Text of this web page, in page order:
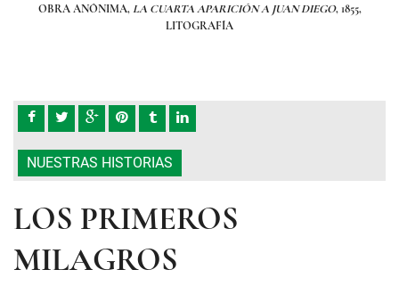
OBRA ANÓNIMA,LA CUARTA APARICIÓN A JUAN DIEGO, 1855,
LITOGRAFÍA
NUESTRAS HISTORIAS
LOS PRIMEROS
MILAGROS